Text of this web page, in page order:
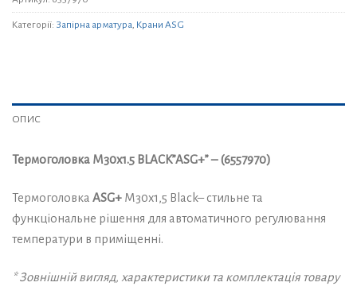
Категорії: Запірна арматура, Крани ASG
ОПИС
Термоголовка М30х1.5 BLACK”ASG+” – (6557970)
Термоголовка ASG+ М30х1,5 Black– стильне та
функціональне рішення для автоматичного регулювання
температури в приміщенні.
* Зовнішній вигляд, характеристики та комплектація товару